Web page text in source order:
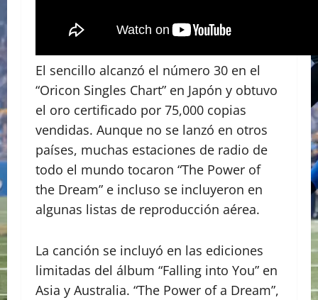
El sencillo alcanzó el número 30 en el
“Oricon Singles Chart” en Japón y obtuvo
el oro certificado por 75,000 copias
vendidas. Aunque no se lanzó en otros
países, muchas estaciones de radio de
todo el mundo tocaron “The Power of
the Dream” e incluso se incluyeron en
algunas listas de reproducción aérea.
La canción se incluyó en las ediciones
limitadas del álbum “Falling into You” en
Asia y Australia. “The Power of a Dream”,